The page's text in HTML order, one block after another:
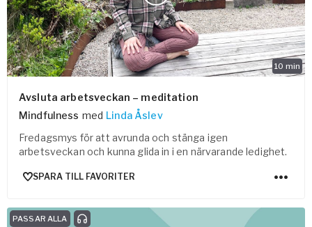
10 min
Avsluta arbetsveckan – meditation
Mindfulness med Linda Åslev
Fredagsmys för att avrunda och stänga igen
arbetsveckan och kunna glida in i en närvarande ledighet.
SPARA TILL FAVORITER
PASSAR ALLA